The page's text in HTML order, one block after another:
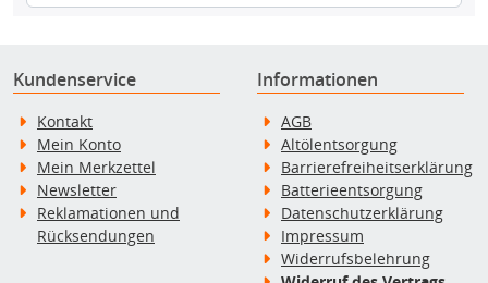
Kundenservice
Kontakt
Mein Konto
Mein Merkzettel
Newsletter
Reklamationen und
Rücksendungen
Informationen
AGB
Altölentsorgung
Barrierefreiheitserklärung
Batterieentsorgung
Datenschutzerklärung
Impressum
Widerrufsbelehrung